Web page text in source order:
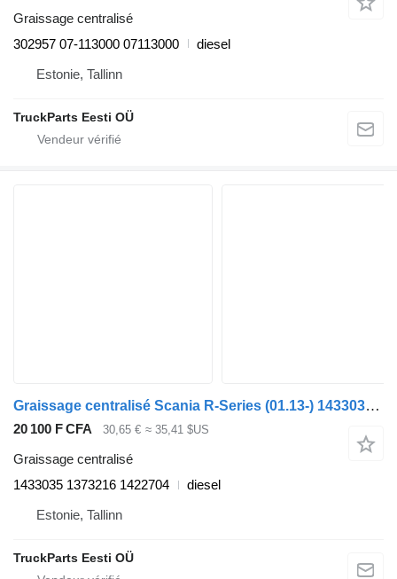
Graissage centralisé
302957 07-113000 07113000
diesel
Estonie, Tallinn
TruckParts Eesti OÜ
Graissage centralisé Scania R-Series (01.13-) 1433035 pour tracteur routier Scania P,G,R,T-series (2004-2017)
20 100 F CFA 30,65 € ≈ 35,41 $US
Graissage centralisé
1433035 1373216 1422704
diesel
Estonie, Tallinn
TruckParts Eesti OÜ